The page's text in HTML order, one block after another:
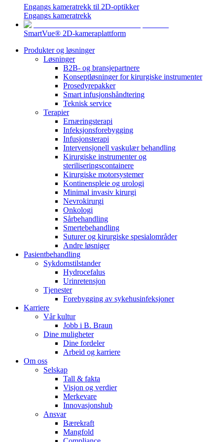
Kontakt
I dialog med B. Braun. Ta kontakt ​med oss.​
Engangs kameratrekk til 2D-optikker
Engangs kameratrekk
SmartVue® 2D-kameraplattform
Produkter og løsninger
Løsninger
B2B- og bransjepartnere
Konseptløsninger for kirurgiske instrumenter
Prosedyrepakker
Smart infusjonshåndtering
Teknisk service
Terapier
Ernæringsterapi
Infeksjonsforebygging
Infusjonsterapi
Intervensjonell vaskulær behandling
Kirurgiske instrumenter og
steriliseringscontainere
Kirurgiske motorsystemer
Kontinenspleie og urologi
Minimal invasiv kirurgi
Nevrokirurgi
Onkologi
Sårbehandling
Smertebehandling
Suturer og kirurgiske spesialområder
Andre løsniger
Pasientbehandling
Sykdomstilstander
Hydrocefalus
Urinretensjon
Tjenester
Forebygging av sykehusinfeksjoner
Karriere
Vår kultur
Jobb i B. Braun
Dine muligheter
Dine fordeler
Arbeid og karriere
Om oss
Selskap
Tall & fakta
Visjon og verdier
Merkevare
Innovasjonshub
Ansvar
Bærekraft
Mangfold